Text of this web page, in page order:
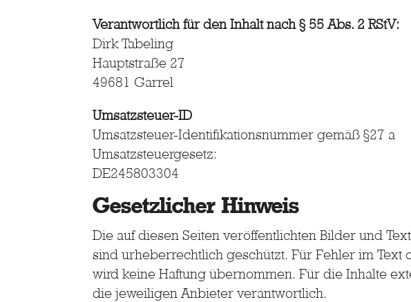
Verantwortlich für den Inhalt nach § 55 Abs. 2 RStV:
Dirk Tabeling
Hauptstraße 27
49681 Garrel
Umsatzsteuer-ID
Umsatzsteuer-Identifikationsnummer gemäß §27 a
Umsatzsteuergesetz:
DE245803304
Gesetzlicher Hinweis
Die auf diesen Seiten veröffentlichten Bilder und
sind urheberrechtlich geschützt. Für Fehler im Text
wird keine Haftung übernommen. Für die Inhalte
die jeweiligen Anbieter verantwortlich.